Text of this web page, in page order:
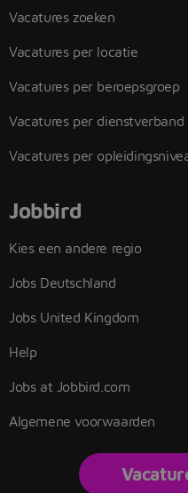
Vacatures zoeken
Vacatures per locatie
Vacatures per beroepsgroep
Vacatures per dienstverband
Vacatures per
Jobbird
Kies een andere regio
Jobs Deutschland
Jobs United Kingdom
Help
Jobs at Jobbird.com
Algemene voorwaarden